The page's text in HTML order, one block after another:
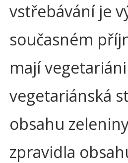
vstřebávání je
současném
mají
vegetariánská
obsahu
zpravidla